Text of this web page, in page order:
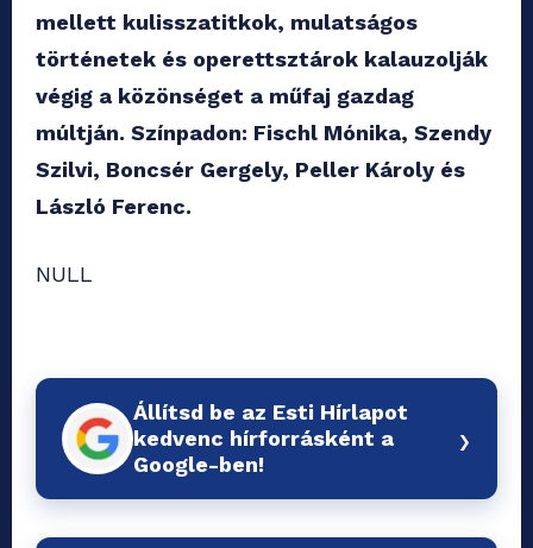
mellett kulisszatitkok, mulatságos
történetek és operettsztárok kalauzolják
végig a közönséget a műfaj gazdag
múltján. Színpadon: Fischl Mónika, Szendy
Szilvi, Boncsér Gergely, Peller Károly és
László Ferenc.
NULL
Állítsd be az Esti Hírlapot
kedvenc hírforrásként a
Google-ben!
›